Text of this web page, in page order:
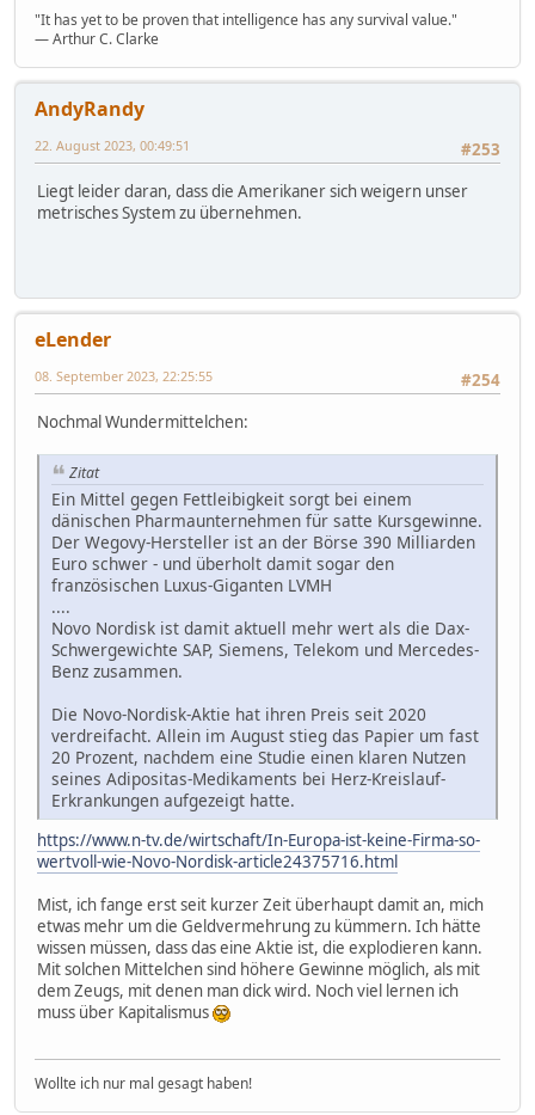
"It has yet to be proven that intelligence has any survival value."
― Arthur C. Clarke
AndyRandy
#253
22. August 2023, 00:49:51
Liegt leider daran, dass die Amerikaner sich weigern unser
metrisches System zu übernehmen.
eLender
#254
08. September 2023, 22:25:55
Nochmal Wundermittelchen:
Zitat
Ein Mittel gegen Fettleibigkeit sorgt bei einem
dänischen Pharmaunternehmen für satte Kursgewinne.
Der Wegovy-Hersteller ist an der Börse 390 Milliarden
Euro schwer - und überholt damit sogar den
französischen Luxus-Giganten LVMH
....
Novo Nordisk ist damit aktuell mehr wert als die Dax-
Schwergewichte SAP, Siemens, Telekom und Mercedes-
Benz zusammen.
Die Novo-Nordisk-Aktie hat ihren Preis seit 2020
verdreifacht. Allein im August stieg das Papier um fast
20 Prozent, nachdem eine Studie einen klaren Nutzen
seines Adipositas-Medikaments bei Herz-Kreislauf-
Erkrankungen aufgezeigt hatte.
https://www.n-tv.de/wirtschaft/In-Europa-ist-keine-Firma-so-
wertvoll-wie-Novo-Nordisk-article24375716.html
Mist, ich fange erst seit kurzer Zeit überhaupt damit an, mich
etwas mehr um die Geldvermehrung zu kümmern. Ich hätte
wissen müssen, dass das eine Aktie ist, die explodieren kann.
Mit solchen Mittelchen sind höhere Gewinne möglich, als mit
dem Zeugs, mit denen man dick wird. Noch viel lernen ich
muss über Kapitalismus
Wollte ich nur mal gesagt haben!